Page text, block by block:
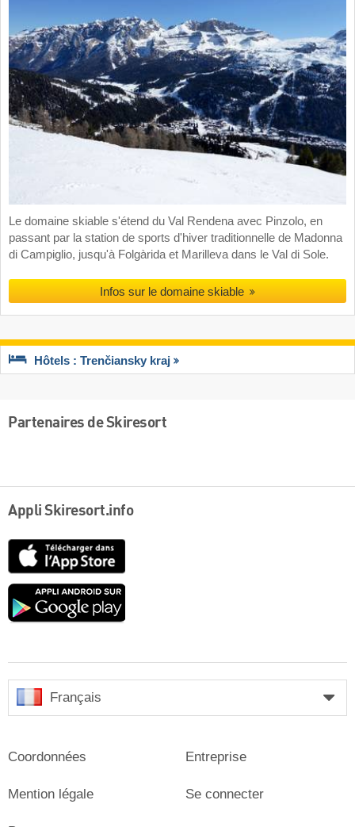
Le domaine skiable s'étend du Val Rendena avec Pinzolo, en
passant par la station de sports d'hiver traditionnelle de Madonna
di Campiglio, jusqu'à Folgàrida et Marilleva dans le Val di Sole.
Infos sur le domaine skiable
Hôtels : Trenčiansky kraj
Partenaires de Skiresort
Appli Skiresort.info
Google
Français
Coordonnées
Mention légale
Entreprise
Se connecter